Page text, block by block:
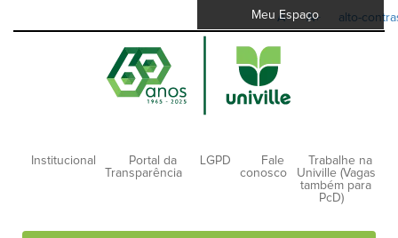
A- A+ alto-
Meu Espaço
Institucional
Portal da
Transparência
LGPD
Fale
conosco
Trabalhe na
Univille (Vagas
também para
PcD)